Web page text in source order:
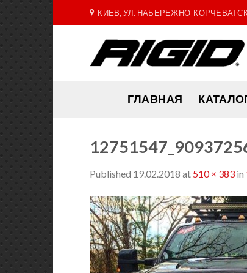
to
КИЕВ, УЛ. НАБЕРЕЖНО-
ГЛАВНАЯ
Published 19.02.2018 at 510 × 383 in